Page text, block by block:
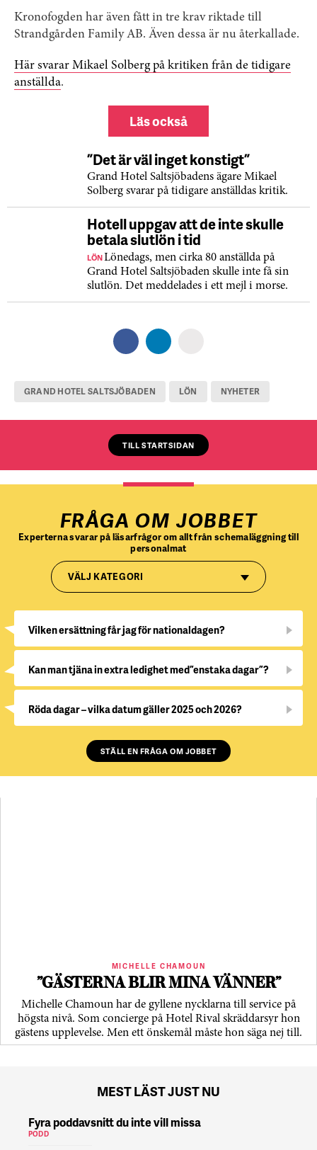
Kronofogden har även fått in tre krav riktade till
Strandgården Family AB. Även dessa är nu återkallade.
Här svarar Mikael Solberg på kritiken från de tidigare
anställda.
Läs också
”Det är väl inget konstigt”
Grand Hotel Saltsjöbadens ägare Mikael
Solberg svarar på tidigare anställdas kritik.
Hotell uppgav att de inte skulle
betala slutlön i tid
LÖNLönedags, men cirka 80 anställda på
Grand Hotel Saltsjöbaden skulle inte få sin
slutlön. Det meddelades i ett mejl i morse.
GRAND HOTEL SALTSJÖBADEN LÖN NYHETER
TILL STARTSIDAN
FRÅGA OM JOBBET
Experterna svarar på läsarfrågor om allt från schemaläggning till
personalmat
VÄLJ KATEGORI
Vilken ersättning får jag för nationaldagen?
Kan man tjäna in extra ledighet med ”enstaka dagar”?
Röda dagar – vilka datum gäller 2025 och 2026?
STÄLL EN FRÅGA OM JOBBET
MICHELLE CHAMOUN
”GÄSTERNA BLIR MINA VÄNNER”
Michelle Chamoun har de gyllene nycklarna till service på
högsta nivå. Som concierge på Hotel Rival skräddarsyr hon
gästens upp­levelse. Men ett önskemål måste hon säga nej till.
MEST LÄST JUST NU
Fyra poddavsnitt du inte vill missa
PODD